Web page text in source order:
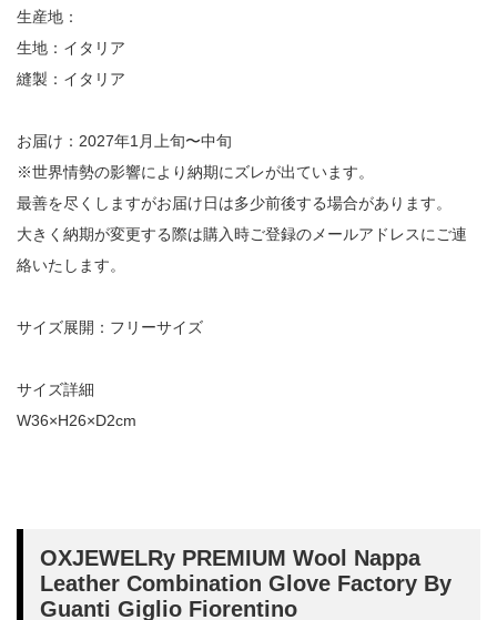
生産地：
生地：イタリア
縫製：イタリア
お届け：2027年1月上旬〜中旬
※世界情勢の影響により納期にズレが出ています。
最善を尽くしますがお届け日は多少前後する場合があります。
大きく納期が変更する際は購入時ご登録のメールアドレスにご連
絡いたします。
サイズ展開：フリーサイズ
サイズ詳細
W36×H26×D2cm
OXJEWELRy PREMIUM Wool Nappa
Leather Combination Glove Factory By
Guanti Giglio Fiorentino